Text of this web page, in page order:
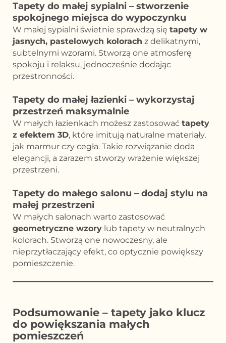
Tapety do małej sypialni – stworzenie
spokojnego miejsca do wypoczynku
W małej sypialni świetnie sprawdzą się tapety w
jasnych, pastelowych kolorach z delikatnymi,
subtelnymi wzorami. Stworzą one atmosferę
spokoju i relaksu, jednocześnie dodając
przestronności.
Tapety do małej łazienki – wykorzystaj
przestrzeń maksymalnie
W małych łazienkach możesz zastosować tapety
z efektem 3D, które imitują naturalne materiały,
jak marmur czy cegła. Takie rozwiązanie doda
elegancji, a zarazem stworzy wrażenie większej
przestrzeni.
Tapety do małego salonu – dodaj stylu na
małej przestrzeni
W małych salonach warto zastosować
geometryczne wzory lub tapety w neutralnych
kolorach. Stworzą one nowoczesny, ale
nieprzytłaczający efekt, co optycznie powiększy
pomieszczenie.
Podsumowanie – tapety jako klucz
do powiększania małych
pomieszczeń